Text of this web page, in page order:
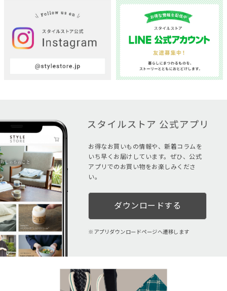
お得なお買いもの情報や、新着コラムを
いち早くお届けしています。ぜひ、公式
アプリでのお買い物をお楽しみくださ
い。
ダウンロードする
アプリダウンロードページへ遷移します